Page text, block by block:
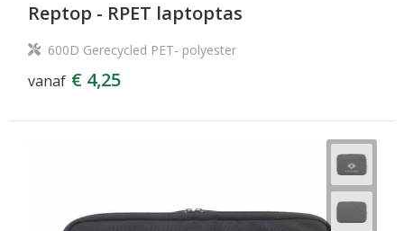
Reptop - RPET laptoptas
600D Gerecycled PET- polyester
vanaf € 4,25